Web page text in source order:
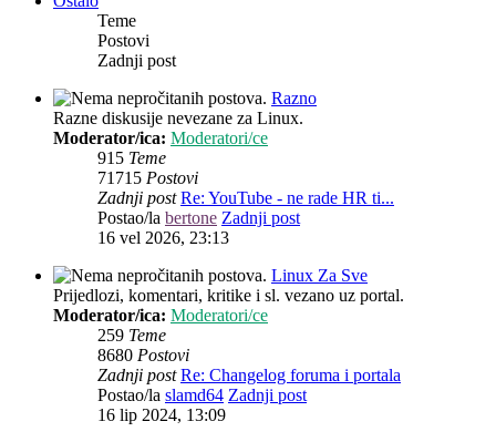
Teme
Postovi
Zadnji post
Razno
Razne diskusije nevezane za Linux.
Moderator/ica: Moderatori/ce
915 Teme
71715 Postovi
Zadnji post Re: YouTube - ne rade HR ti...
Postao/la bertone Zadnji post
16 vel 2026, 23:13
Linux Za Sve
Prijedlozi, komentari, kritike i sl. vezano uz portal.
Moderator/ica: Moderatori/ce
259 Teme
8680 Postovi
Zadnji post Re: Changelog foruma i portala
Postao/la slamd64 Zadnji post
16 lip 2024, 13:09